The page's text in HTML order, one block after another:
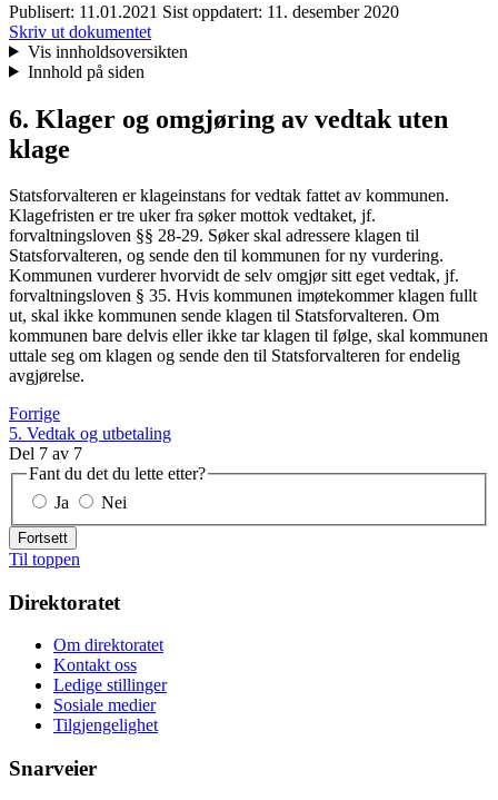
Publisert: 11.01.2021 Sist oppdatert: 11. desember 2020
Skriv ut dokumentet
Vis innholdsoversikten
Innhold på siden
6. Klager og omgjøring av vedtak uten
klage
Statsforvalteren er klageinstans for vedtak fattet av kommunen.
Klagefristen er tre uker fra søker mottok vedtaket, jf.
forvaltningsloven §§ 28-29. Søker skal adressere klagen til
Statsforvalteren, og sende den til kommunen for ny vurdering.
Kommunen vurderer hvorvidt de selv omgjør sitt eget vedtak, jf.
forvaltningsloven § 35. Hvis kommunen imøtekommer klagen fullt
ut, skal ikke kommunen sende klagen til Statsforvalteren. Om
kommunen bare delvis eller ikke tar klagen til følge, skal kommunen
uttale seg om klagen og sende den til Statsforvalteren for endelig
avgjørelse.
Forrige
5. Vedtak og utbetaling
Del 7 av 7
Fant du det du lette etter?
Ja
Nei
Fortsett
Til toppen
Direktoratet
Om direktoratet
Kontakt oss
Ledige stillinger
Sosiale medier
Tilgjengelighet
Snarveier